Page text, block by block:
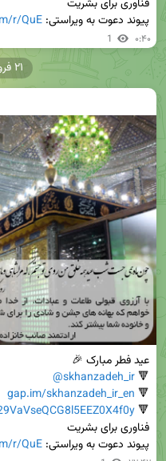
پیوند دعوت به ویراستی: r/QuE
1 ۰:۴۰
🔻
@skhanzadeh_ir
🔻
gap.im/skhanzadeh_ir_en
🔻
پیوند دعوت به ویراستی: r/QuE
۲۱ فروردین ۱۴۰۳